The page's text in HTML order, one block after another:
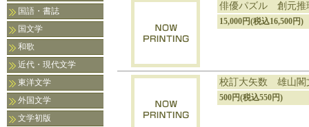
国語・書誌
国文学
和歌
近代・現代文学
東洋文学
外国文学
文学初版
俳優パズル 創元推
15,000円(税込16,500円)
校訂大矢数 雄山閣
500円(税込550円)